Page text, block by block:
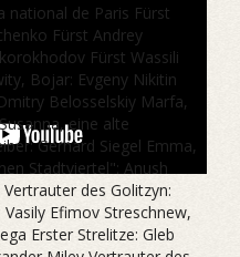
national de Paris Fürst
Fürst Andrey
Fürst Wassili
Bojar: Evgeny Nikitin
Belosselskiy Marfa,
eine alte
Gerhard Siegel Emma,
Stadtviertel": Anush
des Golitzyn:
Efimov Streschnew,
Erster Strelitze: Gleb